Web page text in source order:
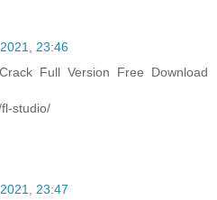
23:46
Full Version Free Download
studio/
23:47